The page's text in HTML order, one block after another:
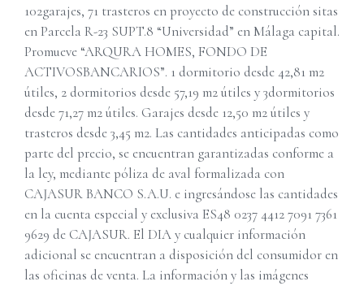
102garajes, 71 trasteros en proyecto de construcción sitas
en Parcela R-23 SUPT.8 “Universidad” en Málaga capital.
Promueve “ARQURA HOMES, FONDO DE
ACTIVOSBANCARIOS”. 1 dormitorio desde 42,81 m2
útiles, 2 dormitorios desde 57,19 m2 útiles y 3dormitorios
desde 71,27 m2 útiles. Garajes desde 12,50 m2 útiles y
trasteros desde 3,45 m2. Las cantidades anticipadas como
parte del precio, se encuentran garantizadas conforme a
la ley, mediante póliza de aval formalizada con
CAJASUR BANCO S.A.U. e ingresándose las cantidades
en la cuenta especial y exclusiva ES48 0237 4412 7091 7361
9629 de CAJASUR. El DIA y cualquier información
adicional se encuentran a disposición del consumidor en
las oficinas de venta. La información y las imágenes